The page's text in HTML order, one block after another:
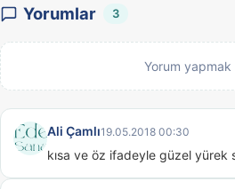
Yorumlar 3
Yorum yapmak
Ali Çamlı19.05.2018 00:30
kısa ve öz ifadeyle güzel